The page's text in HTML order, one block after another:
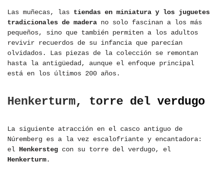
Las muñecas, las tiendas en miniatura y los juguetes
tradicionales de madera no solo fascinan a los más
pequeños, sino que también permiten a los adultos
revivir recuerdos de su infancia que parecían
olvidados. Las piezas de la colección se remontan
hasta la antigüedad, aunque el enfoque principal
está en los últimos 200 años.
Henkerturm, torre del verdugo
La siguiente atracción en el casco antiguo de
Núremberg es a la vez escalofriante y encantadora:
el Henkersteg con su torre del verdugo, el
Henkerturm.